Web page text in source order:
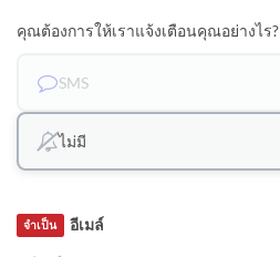
คุณต้องการให้เราแจ้งเตือนคุณอย่างไร?
SMS
ไม่มี
อีเมล์
จำเป็น